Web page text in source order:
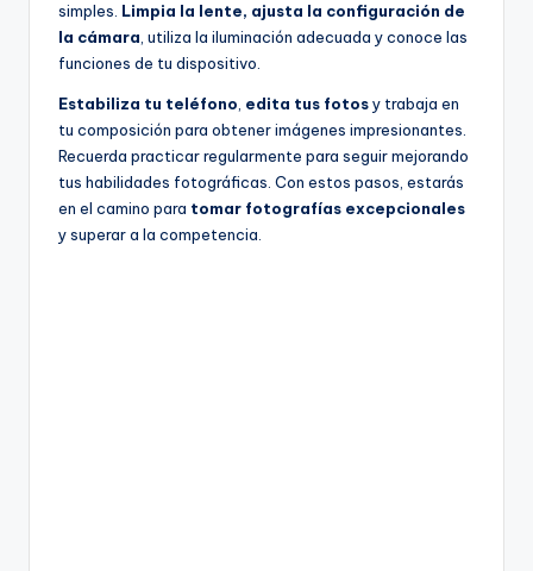
simples. Limpia la lente, ajusta la configuración de
la cámara , utiliza la iluminación adecuada y conoce las
funciones de tu dispositivo.
Estabiliza tu teléfono edita tus fotosy trabaja en
tu composición para obtener imágenes impresionantes.
Recuerda practicar regularmente para seguir mejorando
tus habilidades fotográficas. Con estos pasos, estarás
en el camino para tomar fotografías excepcionales
y superar a la competencia.